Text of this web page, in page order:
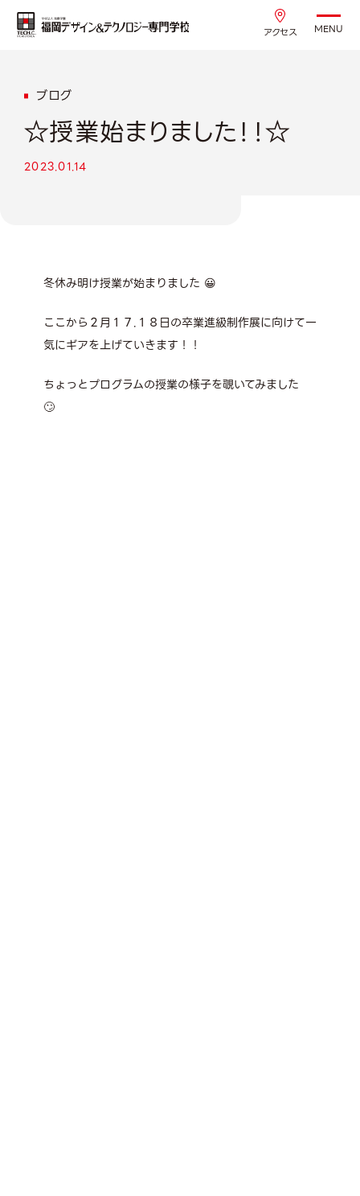
アクセス MENU
ブログ
☆授業始まりました！！☆
2023.01.14
冬休み明け授業が始まりました 😀
ここから２月１７.１８日の卒業進級制作展に向けて一
気にギアを上げていきます！！
ちょっとプログラムの授業の様子を覗いてみました
🙄